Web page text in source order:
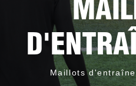
Maillots